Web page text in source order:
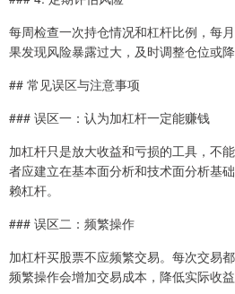
每周检查一次持仓情况和杠杆比例，每
果发现风险暴露过大，及时调整仓位或降
## 常见误区与注意事项
### 误区一：认为加杠杆一定能赚钱
加杠杆只是放大收益和亏损的工具，不
者应建立在基本面分析和技术面分析基
赖杠杆。
### 误区二：频繁操作
加杠杆买股票不应频繁交易。每次交易
频繁操作会增加交易成本，降低实际收益